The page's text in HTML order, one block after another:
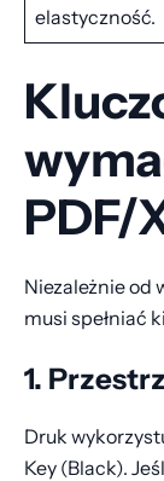
elastyczność.
PDF/
Niezależnie od
musi spełniać
1.
Druk
Key (Black).